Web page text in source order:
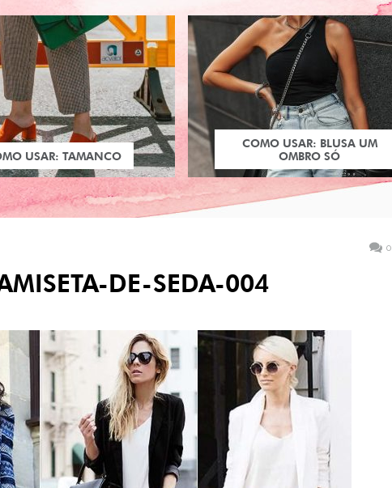
USAR: TAMANCO
COMO USAR: BLUSA UM
OMBRO SÓ
0
DE-SEDA-004